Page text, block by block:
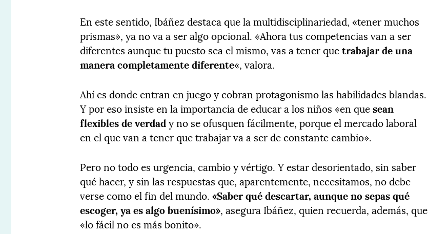
En este sentido, Ibáñez destaca que la multidisciplinariedad, «tener muchos
prismas», ya no va a ser algo opcional. «Ahora tus competencias van a ser
diferentes aunque tu puesto sea el mismo, vas a tener quetrabajar de una
manera completamente diferente«, valora.
Ahí es donde entran en juego y cobran protagonismo las habilidades blandas.
Y por eso insiste en la importancia de educar a los niños «en quesean
flexibles de verdady no se ofusquen fácilmente, porque el mercado laboral
en el que van a tener que trabajar va a ser de constante cambio».
Pero no todo es urgencia, cambio y vértigo. Y estar desorientado, sin saber
qué hacer, y sin las respuestas que, aparentemente, necesitamos, no debe
verse como el fin del mundo.«Saber qué descartar, aunque no sepas qué
escoger, ya es algo buenísimo», asegura Ibáñez, quien recuerda, además, que
«lo fácil no es más bonito».